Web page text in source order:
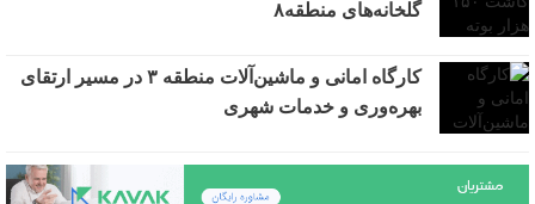
گلخانه‌های منطقه۸
کارگاه امانی و ماشین‌آلات منطقه ۳ در مسیر ارتقای
بهره‌وری و خدمات شهری